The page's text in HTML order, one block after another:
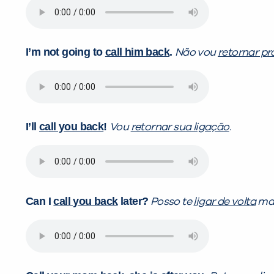
I’m not going to call him back. Não vouretornar
I’ll call you back! Vouretornar sua ligação.
Can Icall you backlater? Posso teligar de volta